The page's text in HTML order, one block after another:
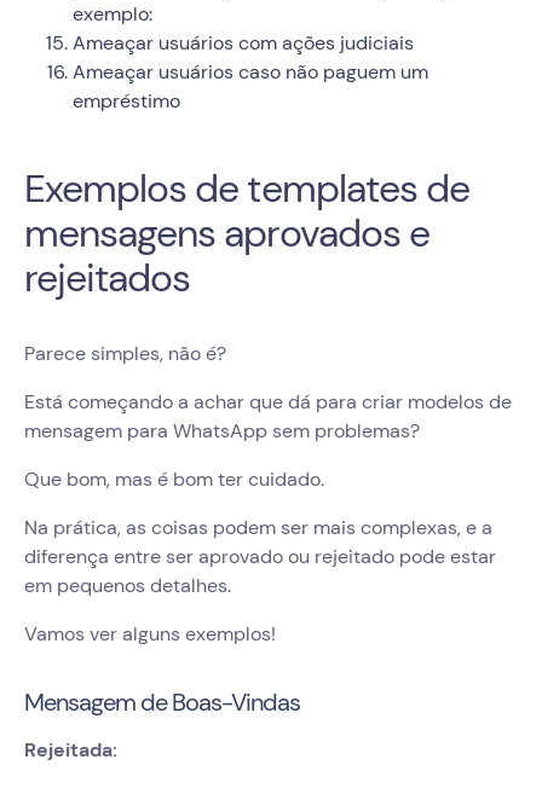
exemplo:
Ameaçar usuários com ações judiciais
Ameaçar usuários caso não paguem um
empréstimo
Exemplos de templates de
mensagens aprovados e
rejeitados
Parece simples, não é?
Está começando a achar que dá para criar modelos de
mensagem para WhatsApp sem problemas?
Que bom, mas é bom ter cuidado.
Na prática, as coisas podem ser mais complexas, e a
diferença entre ser aprovado ou rejeitado pode estar
em pequenos detalhes.
Vamos ver alguns exemplos!
Mensagem de Boas-Vindas
Rejeitada: